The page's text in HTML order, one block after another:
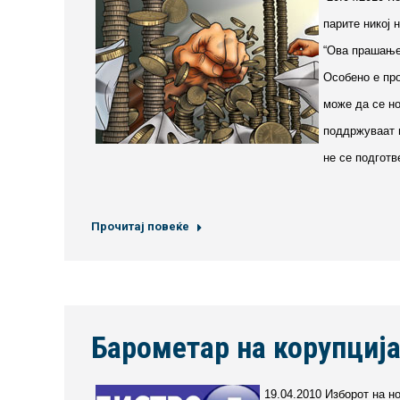
парите никој
“Ова прашање
Особено е
може да се
поддржуваат
не се
Прочитај повеќе
Барометар на
19.04.2010 Изборот на